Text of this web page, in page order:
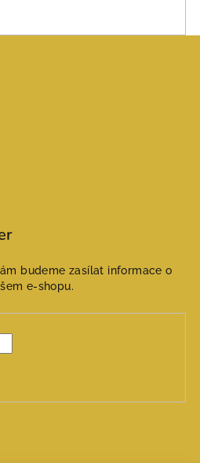
budeme zasílat informace o
e-shopu.